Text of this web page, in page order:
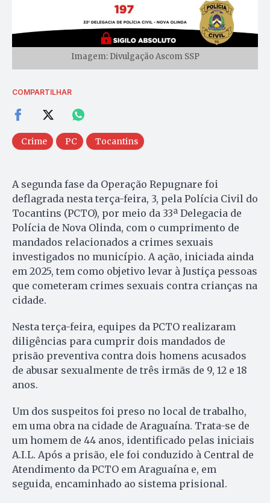
Imagem: Divulgação Ascom SSP
COMPARTILHAR
Crime PC Tocantins
A segunda fase da Operação Repugnare foi
deflagrada nesta terça-feira, 3, pela Polícia Civil do
Tocantins (PCTO), por meio da 33ª Delegacia de
Polícia de Nova Olinda, com o cumprimento de
mandados relacionados a crimes sexuais
investigados no município. A ação, iniciada ainda
em 2025, tem como objetivo levar à Justiça pessoas
que cometeram crimes sexuais contra crianças na
cidade.
Nesta terça-feira, equipes da PCTO realizaram
diligências para cumprir dois mandados de
prisão preventiva contra dois homens acusados
de abusar sexualmente de três irmãs de 9, 12 e 18
anos.
Um dos suspeitos foi preso no local de trabalho,
em uma obra na cidade de Araguaína. Trata-se de
um homem de 44 anos, identificado pelas iniciais
A.I.L. Após a prisão, ele foi conduzido à Central de
Atendimento da PCTO em Araguaína e, em
seguida, encaminhado ao sistema prisional.